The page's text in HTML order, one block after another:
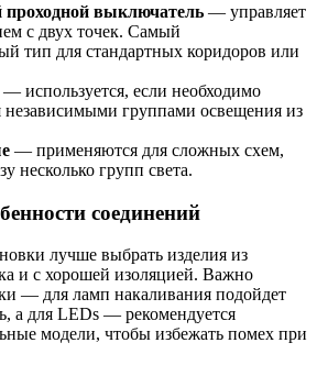
выключатель — управляет
с двух точек. Самый
тип для стандартных коридоров или
— используется, если необходимо
независимыми группами освещения из
— применяются для сложных схем,
несколько групп света.
соединений
лучше выбрать изделия из
и с хорошей изоляцией. Важно
— для ламп накаливания подойдет
а для LEDs — рекомендуется
модели, чтобы избежать помех при